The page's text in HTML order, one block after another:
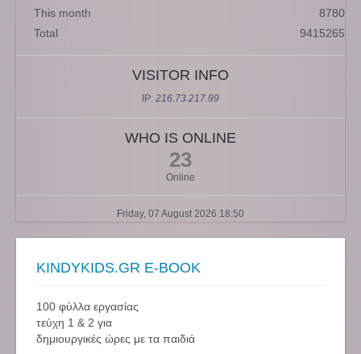
This month
8780
Total
9415265
VISITOR INFO
IP: 216.73.217.99
WHO IS ONLINE
23
Online
Friday, 07 August 2026 18:50
KINDYKIDS.GR E-BOOK
100 φύλλα εργασίας
τεύχη 1 & 2 για
δημιουργικές ώρες με τα παιδιά